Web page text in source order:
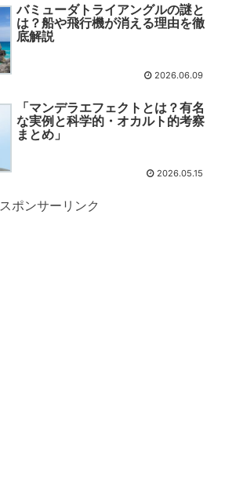
バミューダトライアングルの謎と
は？船や飛行機が消える理由を徹
底解説
2026.06.09
「マンデラエフェクトとは？有名
な実例と科学的・オカルト的考察
まとめ」
2026.05.15
スポンサーリンク